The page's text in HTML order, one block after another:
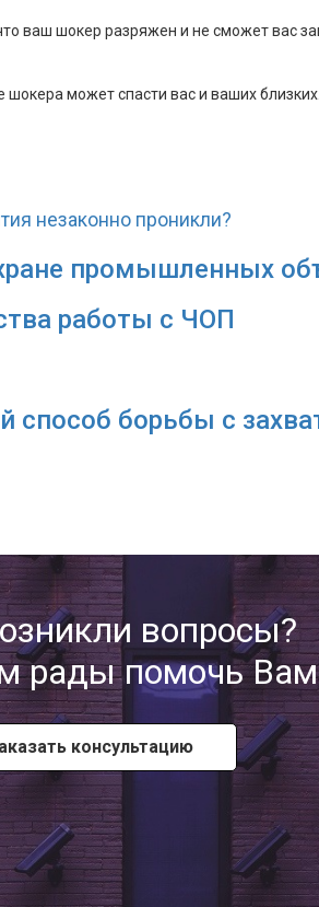
ваш шокер разряжен и не сможет вас
может спасти вас и ваших
незаконно проникли?
промышленных
работы с ЧОП
способ борьбы с
вопросы?
рады помочь
консультацию